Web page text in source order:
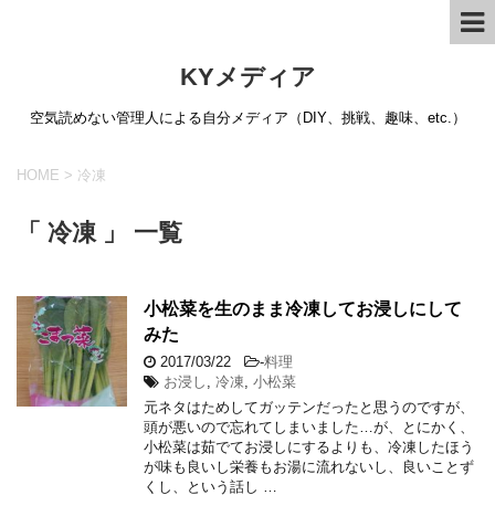
KYメディア
空気読めない管理人による自分メディア（DIY、挑戦、趣味、etc.）
HOME > 冷凍
「 冷凍 」 一覧
小松菜を生のまま冷凍してお浸しにして
みた
2017/03/22 -料理
お浸し
冷凍 小松菜
元ネタはためしてガッテンだったと思うのですが、
頭が悪いので忘れてしまいました…が、とにかく、
小松菜は茹でてお浸しにするよりも、冷凍したほう
が味も良いし栄養もお湯に流れないし、良いことず
くし、という話し …